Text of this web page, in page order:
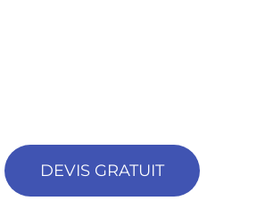
DEVIS GRATUIT